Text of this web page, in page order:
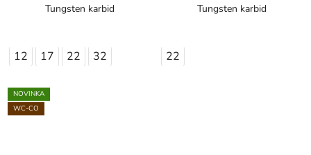
Tungsten karbid
12 17 22 32
Tungsten karbid
22
NOVINKA
WC-CO